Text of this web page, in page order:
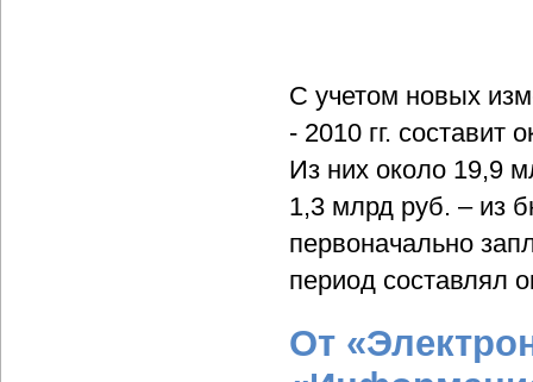
С учетом новых
- 2010 гг. составит
Из них около 19,9
1,3 млрд руб. – из
первоначально
период составлял
От